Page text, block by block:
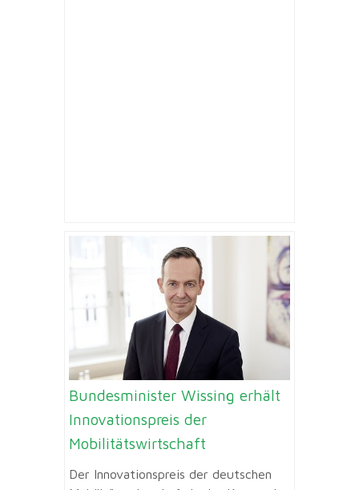
Bundesminister Wissing erhält
Innovationspreis der
Mobilitätswirtschaft
Der Innovationspreis der deutschen